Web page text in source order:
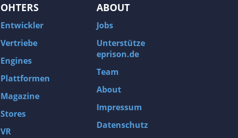
OHTERS
Entwickler
Vertriebe
Engines
Plattformen
Magazine
Stores
VR
ABOUT
Jobs
Unterstütze
eprison.de
Team
About
Impressum
Datenschutz